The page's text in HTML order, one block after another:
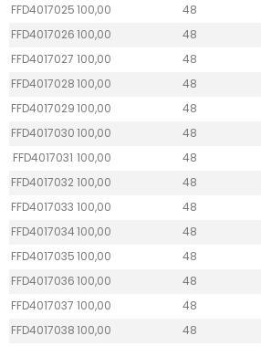
FFD4017025100,00 48
FFD4017026100,00 48
FFD4017027 100,00 48
FFD4017028100,00 48
FFD4017029100,00 48
FFD4017030100,00 48
FFD4017031 100,00 48
FFD4017032100,00 48
FFD4017033 100,00 48
FFD4017034100,00 48
FFD4017035100,00 48
FFD4017036100,00 48
FFD4017037 100,00 48
FFD4017038100,00 48